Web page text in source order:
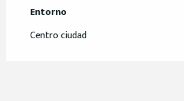
Entorno
Entorno
Centro ciudad